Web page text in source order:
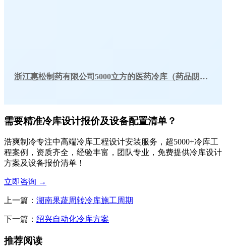
浙江惠松制药有限公司5000立方的医药冷库（药品阴凉库）工程
需要精准冷库设计报价及设备配置清单？
浩爽制冷专注中高端冷库工程设计安装服务，超5000+冷库工
程案例，资质齐全，经验丰富，团队专业，免费提供冷库设计
方案及设备报价清单！
立即咨询 →
上一篇： 湖南果蔬周转冷库施工周期
下一篇： 绍兴自动化冷库方案
推荐阅读